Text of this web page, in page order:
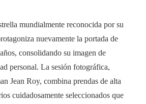
mundialmente reconocida por su
nuevamente la portada de
consolidando su imagen de
personal. La sesión fotográfica,
Jean Roy, combina prendas de alta
cuidadosamente seleccionados que